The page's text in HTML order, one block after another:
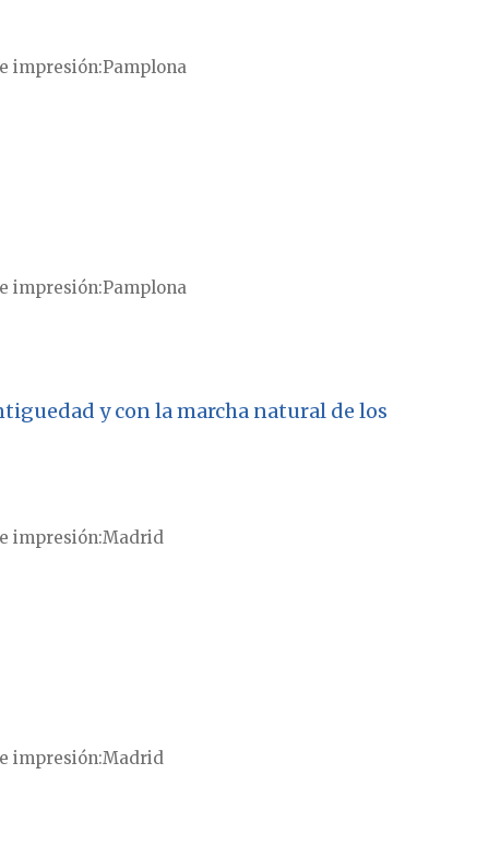
impresión Pamplona
impresión Pamplona
y con la marcha natural de los
impresión Madrid
impresión Madrid